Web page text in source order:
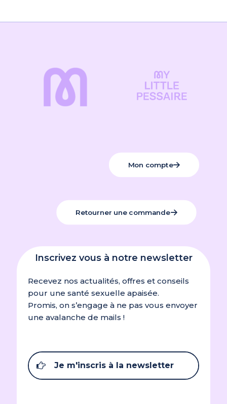
Mon compte
Retourner une commande
Inscrivez vous à notre newsletter
Recevez nos actualités, offres et conseils
pour une santé sexuelle apaisée.
Promis, on s’engage à ne pas vous envoyer
une avalanche de mails !
Je m'inscris à la newsletter